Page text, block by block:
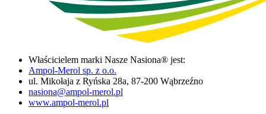
Właścicielem marki Nasze Nasiona® jest:
Ampol-Merol sp. z o.o.
ul. Mikołaja z Ryńska 28a, 87-200 Wąbrzeźno
nasiona@ampol-merol.pl
www.ampol-merol.pl